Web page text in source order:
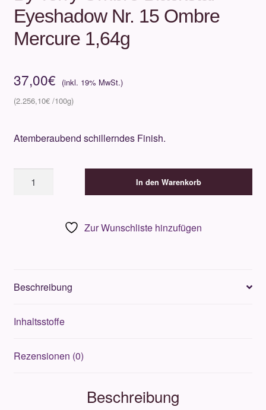
Eyeshadow Nr. 15 Ombre
Mercure 1,64g
37,00€
2.256,10€
Atemberaubend schillerndes Finish.
Terry
Mercure
Menge
In den Warenkorb
Zur Wunschliste hinzufügen
Beschreibung
Inhaltsstoffe
Rezensionen (0)
Beschreibung